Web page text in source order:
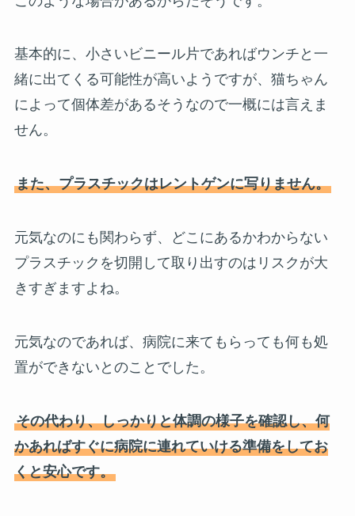
基本的に、小さいビニール片であればウンチと一
緒に出てくる可能性が高いようですが、猫ちゃん
によって個体差があるそうなので一概には言えま
せん。
また、プラスチックはレントゲンに写りません。
元気なのにも関わらず、どこにあるかわからない
プラスチックを切開して取り出すのはリスクが大
きすぎますよね。
元気なのであれば、病院に来てもらっても何も処
置ができないとのことでした。
その代わり、しっかりと体調の様子を確認し、何
かあればすぐに病院に連れていける準備をしてお
くと安心です。